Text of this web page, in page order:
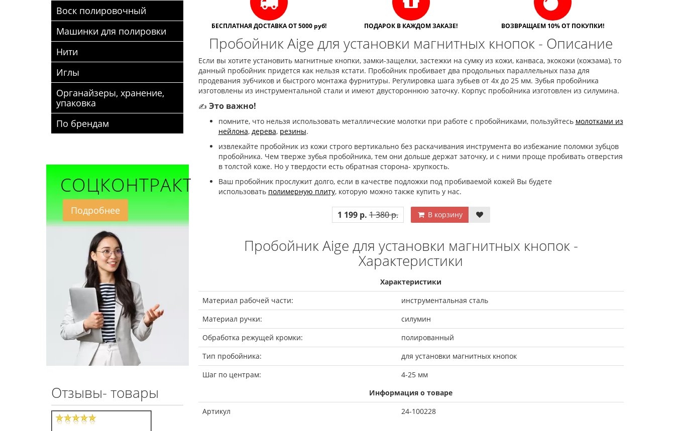
Воск полировочный
Машинки для полировки
Нити
Иглы
Органайзеры, хранение,
упаковка
По брендам
СОЦКОНТРАКТ
Подробнее
Отзывы- товары
БЕСПЛАТНАЯ ДОСТАВКА ОТ 5000 руб! ПОДАРОК В КАЖДОМ ЗАКАЗЕ! ВОЗВРАЩАЕМ 10% ОТ ПОКУПКИ!
Пробойник Aige для установки магнитных кнопок - Описание
Если вы хотите установить магнитные кнопки, замки-защелки, застежки на сумку из кожи, канваса, экокожи (кожзама), то
данный пробойник придется как нельзя кстати. Пробойник пробивает два продольных параллельных паза для
продевания зубчиков и быстрого монтажа фурнитуры. Регулировка шага зубьев от 4х до 25 мм. Зубья пробойника
изготовлены из инструментальной стали и имеют двустороннюю заточку. Корпус пробойника изготовлен из силумина.
✍ Это важно!
помните, что нельзя использовать металлические молотки при работе с пробойниками, пользуйтесь молотками из
нейлона, дерева, резины.
извлекайте пробойник из кожи строго вертикально без раскачивания инструмента во избежание поломки зубцов
пробойника. Чем тверже зубья пробойника, тем они дольше держат заточку, и с ними проще пробивать отверстия
в толстой коже. Но у твердости есть обратная сторона- хрупкость.
Ваш пробойник прослужит долго, если в качестве подложки под пробиваемой кожей Вы будете
использовать полимерную плиту, которую можно также купить у нас.
1 199 р. 1 380 р. В корзину
Пробойник Aige для установки магнитных кнопок -
Характеристики
Характеристики
Материал рабочей части:
инструментальная сталь
Материал ручки:
силумин
Обработка режущей кромки:
полированный
Тип пробойника:
для установки магнитных кнопок
Шаг по центрам:
4-25 мм
Информация о товаре
Артикул
24-100228